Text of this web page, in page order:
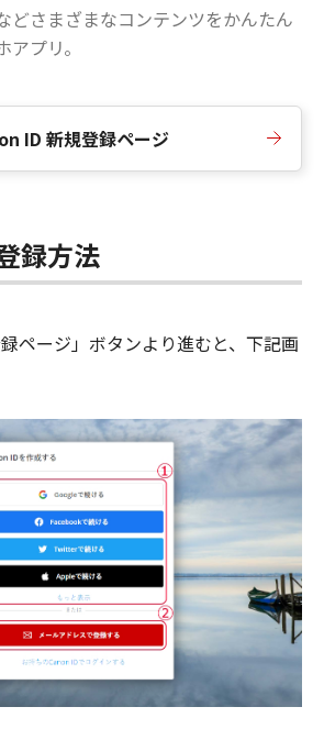
どさまざまなコンテンツをかんたん
プリ。
ID 新規登録ページ
録方法
録ページ」ボタンより進むと、下記画